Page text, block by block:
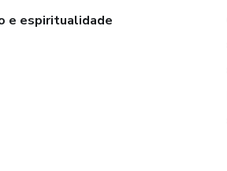
e espiritualidade